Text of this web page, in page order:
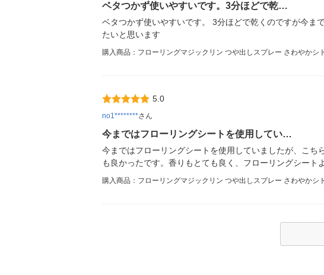
ベタつかず使いやすいです。3分ほどで乾…
ベタつかず使いやすいです。 3分ほどで乾くのですが今ま
たいと思います
購入商品：フローリングマジックリン つや出しスプレー さわやかシ
5.0
no1********さん
今まではフローリングシートを使用してい…
今まではフローリングシートを使用していましたが、こ
も良かったです。香りもとても良く、フローリングシート
購入商品：フローリングマジックリン つや出しスプレー さわやかシ